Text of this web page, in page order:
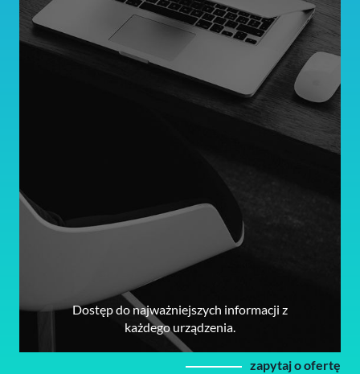
Dostęp do najważniejszych informacji z
każdego urządzenia.
zapytaj o ofertę